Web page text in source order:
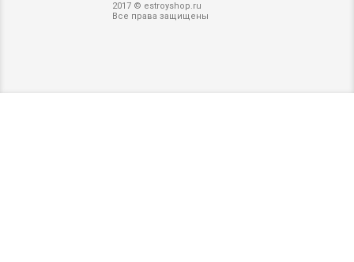
2017 © estroyshop.ru
Все права защищены